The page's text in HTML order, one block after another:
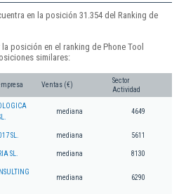
en la posición 31.354 del Ranking de
posición en el ranking de Phone Tool
similares:
Ventas (€)
Sector
Actividad
mediana 4649
SL. mediana 5611
SL. mediana 8130
mediana 6290